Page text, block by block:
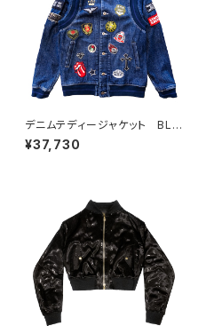
デニムテディージャケット BLU
E
¥37,730